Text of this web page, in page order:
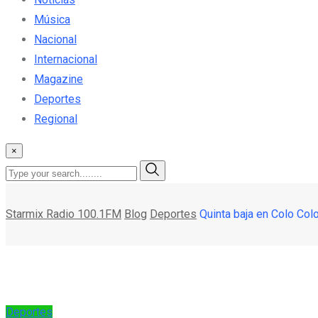
Música
Nacional
Internacional
Magazine
Deportes
Regional
×
Starmix Radio 100.1FM Blog Deportes Quinta baja en Colo
Deportes